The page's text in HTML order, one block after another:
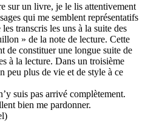
sur un livre, je le lis attentivement
qui me semblent représentatifs
transcris les uns à la suite des
» de la note de lecture. Cette
de constituer une longue suite de
à la lecture. Dans un troisième
peu plus de vie et de style à ce
suis pas arrivé complètement.
bien me pardonner.